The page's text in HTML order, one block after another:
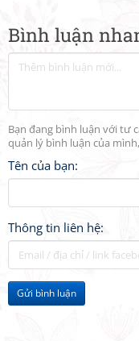
Bình luận
Bạn đang bình luận với tư
quản lý bình luận của
Tên của bạn:
Thông tin liên hệ:
Gửi bình luận